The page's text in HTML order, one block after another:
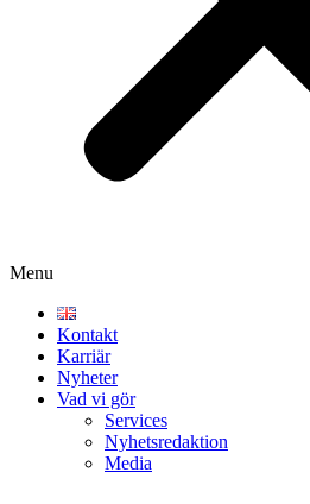
Menu
Kontakt
Karriär
Nyheter
Vad vi gör
Services
Nyhetsredaktion
Media